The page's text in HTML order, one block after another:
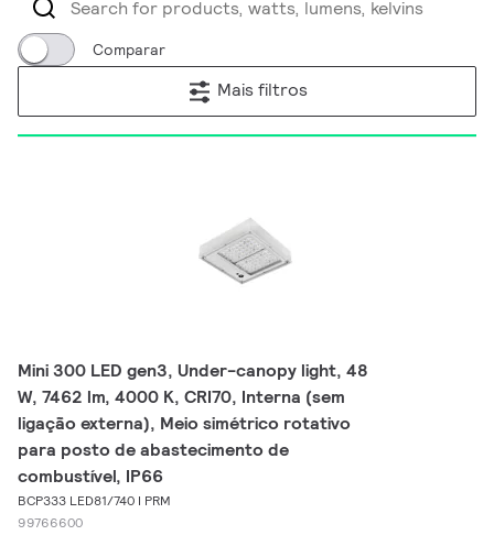
Comparar
Mais filtros
Mini 300 LED gen3, Under-canopy light, 48
W, 7462 lm, 4000 K, CRI70, Interna (sem
ligação externa), Meio simétrico rotativo
para posto de abastecimento de
combustível, IP66
BCP333 LED81/740 I PRM
99766600